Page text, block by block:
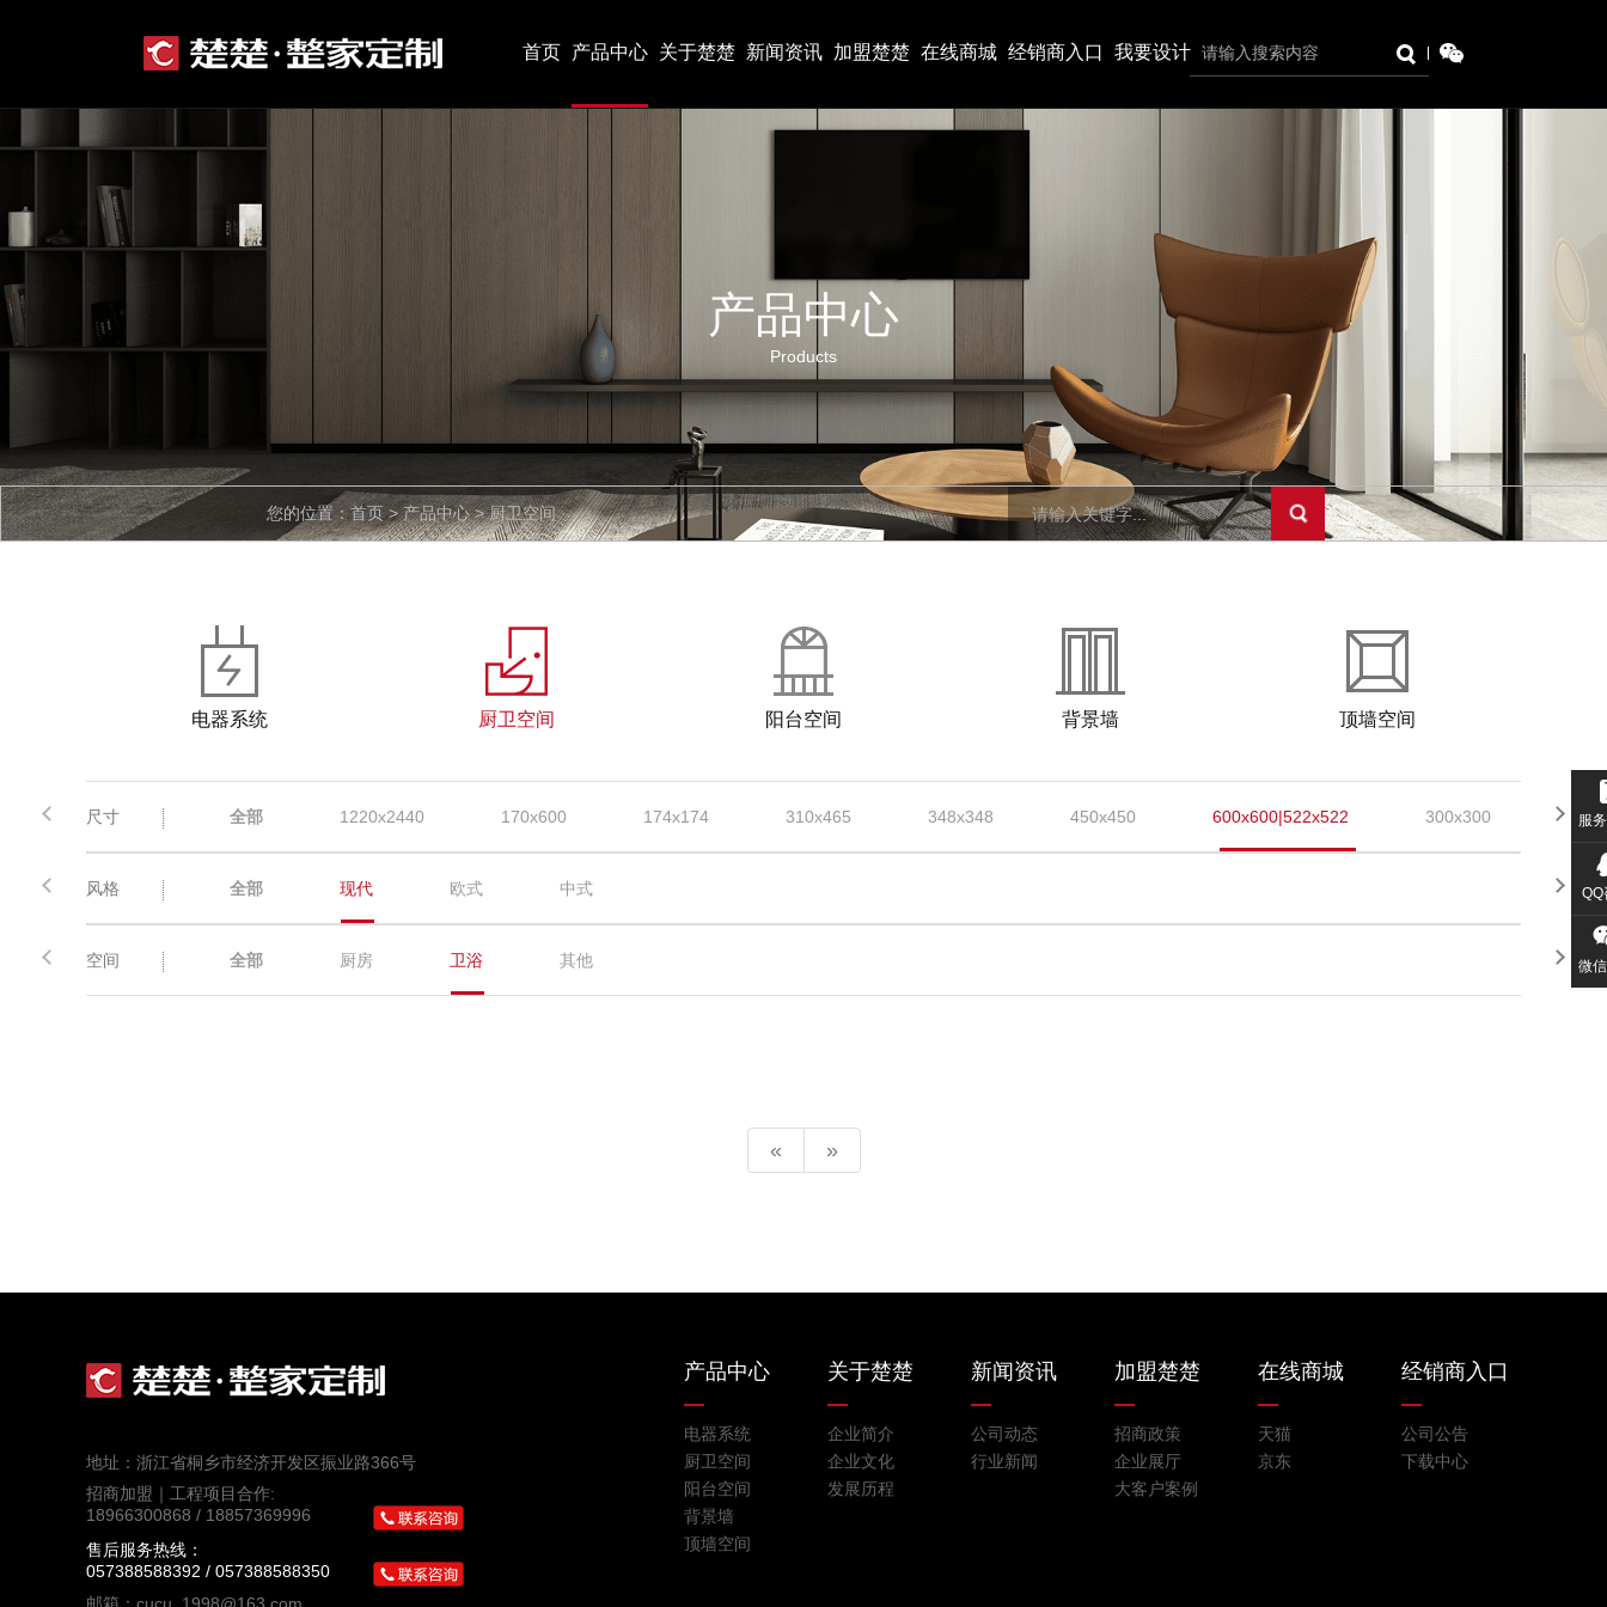
首页 产品中心 关于楚楚 新闻资讯 加盟楚楚 在线商城 经销商入口 我要设计
服
QQ
微
产品中心
Products
您的位置：首页 > 产品中心 > 厨卫空间
电器系统 厨卫空间 阳台空间 背景墙 顶墙空间
尺寸 全部 1220x2440 170x600 174x174 310x465 348x348 450x450 600x600|522x522 300x300
风格 全部 现代 欧式 中式
空间 全部 厨房 卫浴 其他
« »
地址：浙江省桐乡市经济开发区振业路366号
招商加盟｜工程项目合作:
18966300868 / 18857369996
售后服务热线：
057388588392 / 057388588350
产品中心
电器系统
厨卫空间
阳台空间
背景墙
顶墙空间
关于楚楚
企业简介
企业文化
发展历程
新闻资讯
公司动态
行业新闻
加盟楚楚
招商政策
企业展厅
大客户案例
在线商城
天猫
京东
经销商入口
公司公告
下载中心